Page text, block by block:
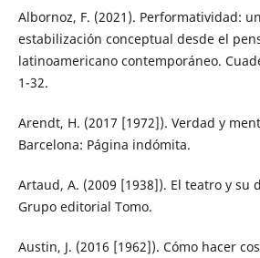
Albornoz, F. (2021). Performatividad:
estabilización conceptual desde el
latinoamericano contemporáneo.
1-32.
Arendt, H. (2017 [1972]). Verdad y
Barcelona: Página indómita.
Artaud, A. (2009 [1938]). El teatro y su
Grupo editorial Tomo.
Austin, J. (2016 [1962]). Cómo hacer